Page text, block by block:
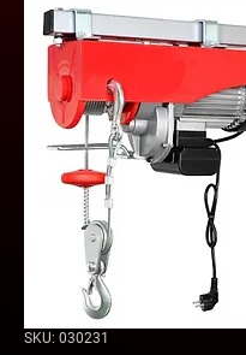
SKU: 030231